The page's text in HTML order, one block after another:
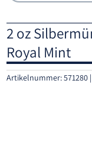
2 oz
Royal Mint
Artikelnummer:571280